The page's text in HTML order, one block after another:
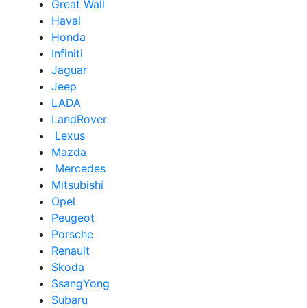
Great Wall
Haval
Honda
Infiniti
Jaguar
Jeep
LADA
LandRover
Lexus
Mazda
Mercedes
Mitsubishi
Opel
Peugeot
Porsche
Renault
Skoda
SsangYong
Subaru